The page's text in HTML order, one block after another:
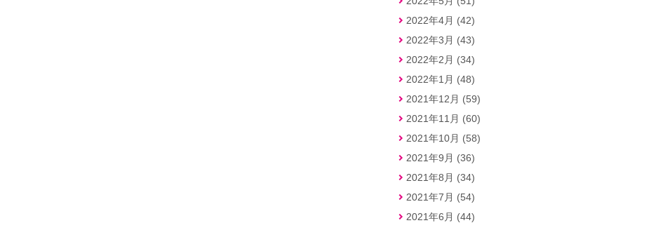
2022年4月 (42)
2022年3月 (43)
2022年2月 (34)
2022年1月 (48)
2021年12月 (59)
2021年11月 (60)
2021年10月 (58)
2021年9月 (36)
2021年8月 (34)
2021年7月 (54)
2021年6月 (44)